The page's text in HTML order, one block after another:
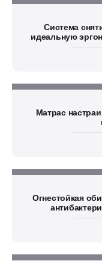
Система
идеальную
Матрас
Огнестойкая